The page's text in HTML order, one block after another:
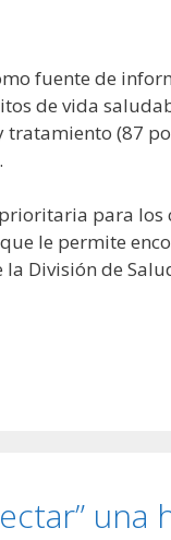
fuente de
de vida
(87
para
le permite
División de